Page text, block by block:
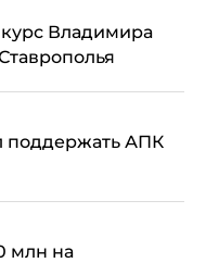
Владимира
поддержать АПК
млн на